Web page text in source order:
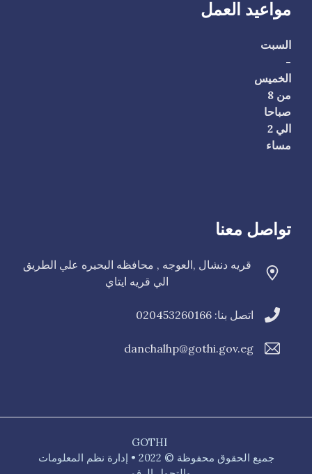
مواعيد العمل
السبت
-
الخميس
من 8
صباحا
الي 2
مساء
تواصل معنا
قريه دنشال ,العوجه , محافظه البحيره علي الطريق
الي قريه ايتاي
اتصل بنا: 020453260166
danchalhp@gothi.gov.eg
GOTHI
جميع الحقوق محفوظة © 2022 • إدارة نظم المعلومات